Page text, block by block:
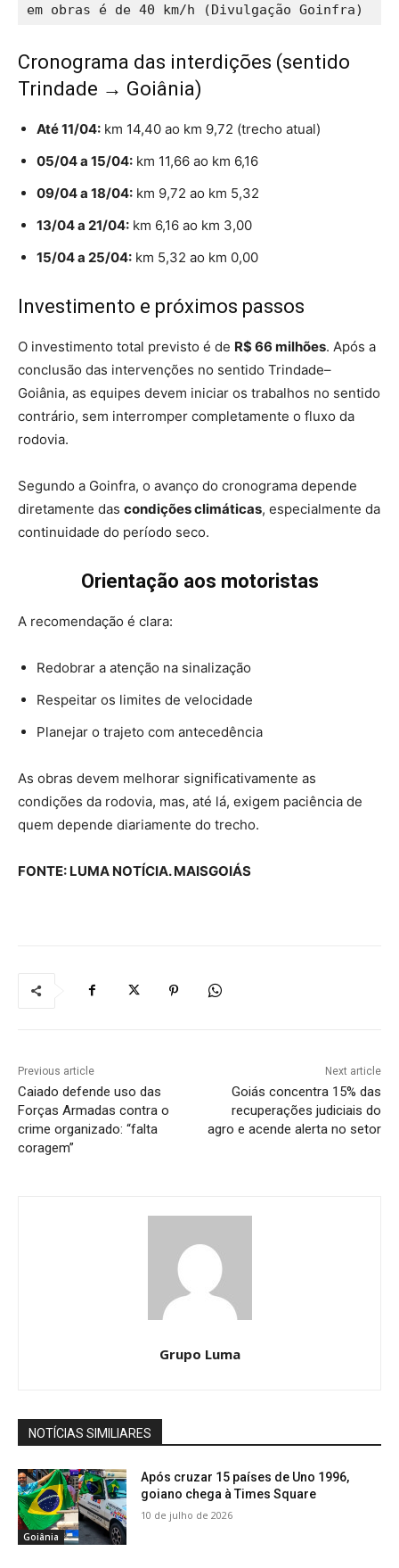
em obras é de 40 km/h (Divulgação Goinfra)
Cronograma das interdições (sentido
Trindade → Goiânia)
Até 11/04: km 14,40 ao km 9,72 (trecho atual)
05/04 a 15/04: km 11,66 ao km 6,16
09/04 a 18/04: km 9,72 ao km 5,32
13/04 a 21/04: km 6,16 ao km 3,00
15/04 a 25/04: km 5,32 ao km 0,00
Investimento e próximos passos
O investimento total previsto é de R$ 66 milhões. Após a
conclusão das intervenções no sentido Trindade–
Goiânia, as equipes devem iniciar os trabalhos no sentido
contrário, sem interromper completamente o fluxo da
rodovia.
Segundo a Goinfra, o avanço do cronograma depende
diretamente das condições climáticas, especialmente da
continuidade do período seco.
Orientação aos motoristas
A recomendação é clara:
Redobrar a atenção na sinalização
Respeitar os limites de velocidade
Planejar o trajeto com antecedência
As obras devem melhorar significativamente as
condições da rodovia, mas, até lá, exigem paciência de
quem depende diariamente do trecho.
FONTE: LUMA NOTÍCIA. MAISGOIÁS
Previous article
Caiado defende uso das
Forças Armadas contra o
crime organizado: “falta
coragem”
Next article
Goiás concentra 15% das
recuperações judiciais do
agro e acende alerta no setor
Grupo Luma
NOTÍCIAS SIMILIARES
Goiânia
Após cruzar 15 países de Uno 1996,
goiano chega à Times Square
10 de julho de 2026